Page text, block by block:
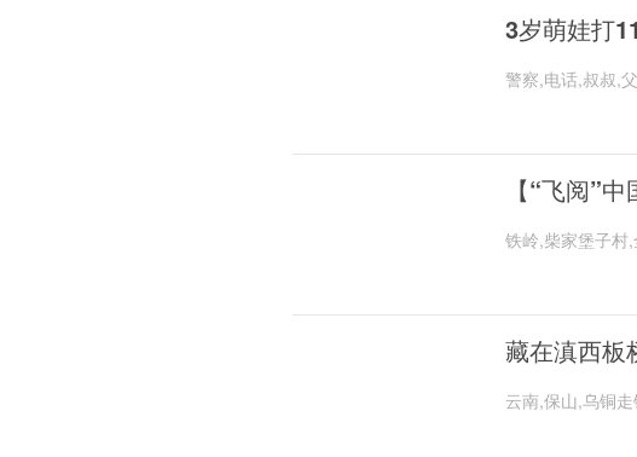
3岁萌娃打
警察,电话,叔叔,
【“飞阅”
铁岭,柴家堡子村
藏在滇西板
云南,保山,乌铜走